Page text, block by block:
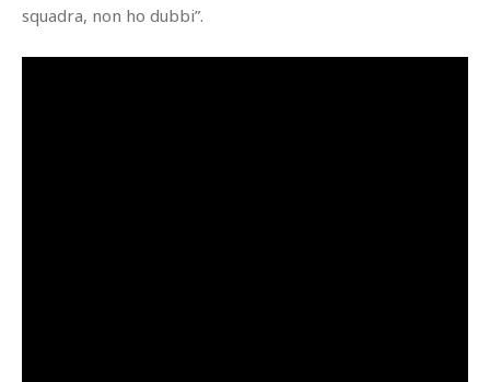
squadra, non ho dubbi”.